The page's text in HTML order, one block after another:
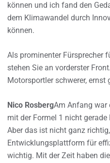
können und ich fand den
dem Klimawandel durch
können.
Als prominenter Fürsprecher
stehen Sie an vorderster
Motorsportler schwerer, ernst
Nico RosbergAm Anfang war
mit der Formel 1 nicht
Aber das ist nicht ganz
Entwicklungsplattform für
wichtig. Mit der Zeit haben